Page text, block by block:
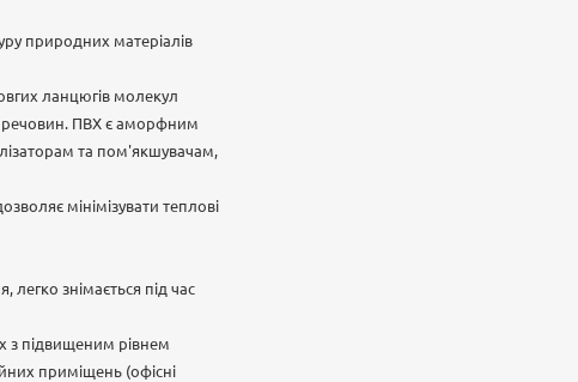
природних матеріалів
ланцюгів молекул
речовин. ПВХ є аморфним
та пом'якшувачам,
мінімізувати теплові
легко знімається під час
з підвищеним рівнем
приміщень (офісні